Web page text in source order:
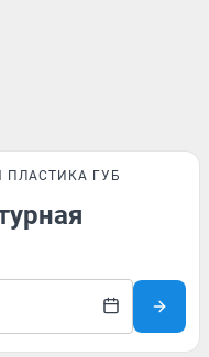
ПЛАСТИКА ГУБ